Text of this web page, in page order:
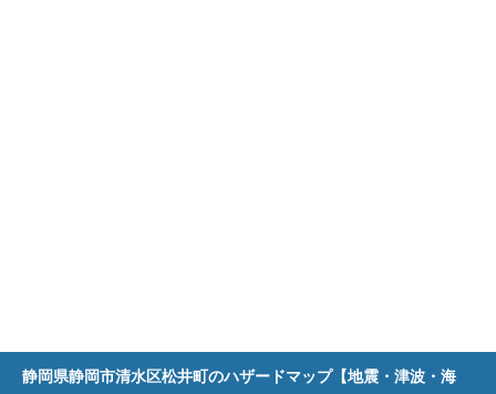
静岡県静岡市清水区松井町のハザードマップ【地震・津波・海